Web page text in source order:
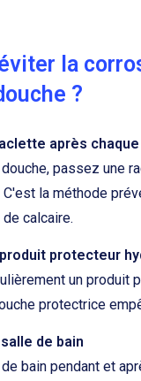
la
?
après
passez une
la méthode
calcaire.
protecteur
un produit
protectrice
de bain
bain pendant et